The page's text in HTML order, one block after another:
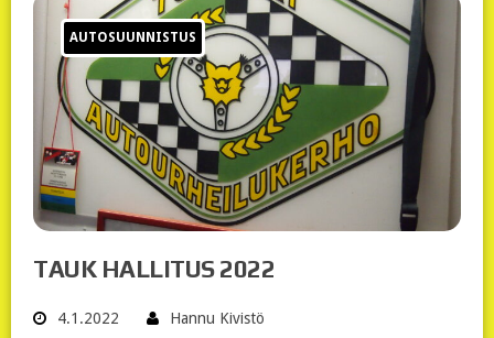
AUTOSUUNNISTUS
TAUK HALLITUS 2022
4.1.2022 Hannu Kivistö